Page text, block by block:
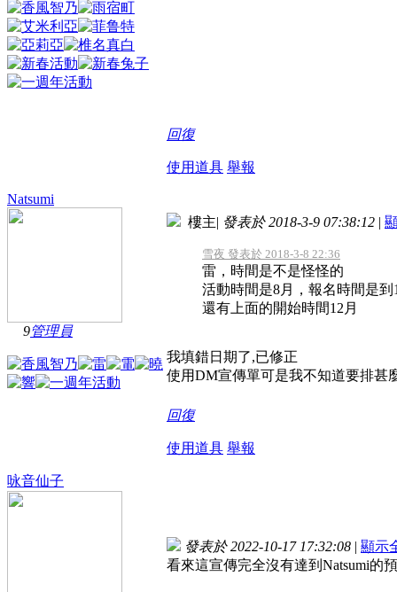
回復
使用道具 舉報
Natsumi
9管理員
樓主| 發表於 2018-3-9 07:38:12 |
雪夜 發表於 2018-3-8 22:36
雷，時間是不是怪怪的
活動時間是8月，報名時間是到
還有上面的開始時間12月
我填錯日期了,已修正
使用DM宣傳單可是我不知道要排甚
回復
使用道具 舉報
咏音仙子
發表於 2022-10-17 17:32:08 | 顯示
看來這宣傳完全沒有達到Natsumi的